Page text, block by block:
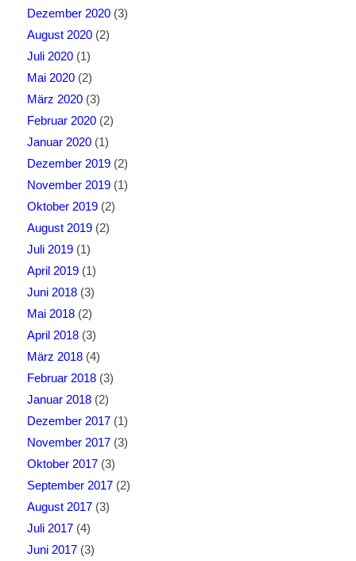
Dezember 2020(3)
August 2020(2)
Juli 2020(1)
Mai 2020(2)
März 2020(3)
Februar 2020(2)
Januar 2020(1)
Dezember 2019(2)
November 2019(1)
Oktober 2019(2)
August 2019(2)
Juli 2019(1)
April 2019(1)
Juni 2018(3)
Mai 2018(2)
April 2018(3)
März 2018(4)
Februar 2018(3)
Januar 2018(2)
Dezember 2017(1)
November 2017(3)
Oktober 2017(3)
September 2017(2)
August 2017(3)
Juli 2017(4)
Juni 2017(3)